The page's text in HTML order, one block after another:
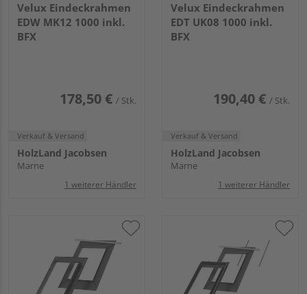
Velux Eindeckrahmen
EDW MK12 1000 inkl.
BFX
178,50 € / Stk.
Verkauf & Versand
HolzLand Jacobsen
Marne
1 weiterer Händler
Velux Eindeckrahmen
EDT UK08 1000 inkl.
BFX
190,40 € / Stk.
Verkauf & Versand
HolzLand Jacobsen
Marne
1 weiterer Händler